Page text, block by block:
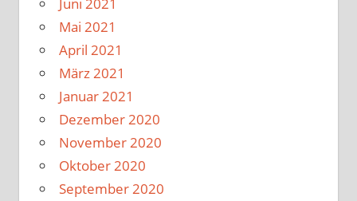
Mai 2021
April 2021
März 2021
Januar 2021
Dezember 2020
November 2020
Oktober 2020
September 2020